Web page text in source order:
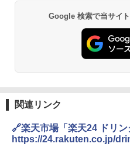
Google 検索で当サイ
関連リンク
🔗楽天市場「楽天24 ドリン
https://24.rakuten.co.jp/